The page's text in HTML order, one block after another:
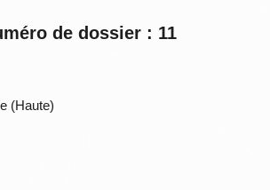
de dossier : 11
(Haute)